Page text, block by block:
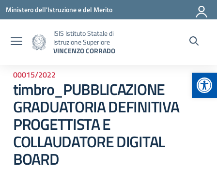
Vai ai contenuti
Vai al menu di navigazione
Vai al footer
Ministero dell'Istruzione e del Merito
ISIS Istituto Statale di
Istruzione Superiore
VINCENZO CORRADO
00015/2022
timbro_PUBBLICAZIONE
GRADUATORIA DEFINITIVA
PROGETTISTA E
COLLAUDATORE DIGITAL
BOARD